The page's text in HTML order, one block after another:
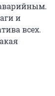
и
всех.